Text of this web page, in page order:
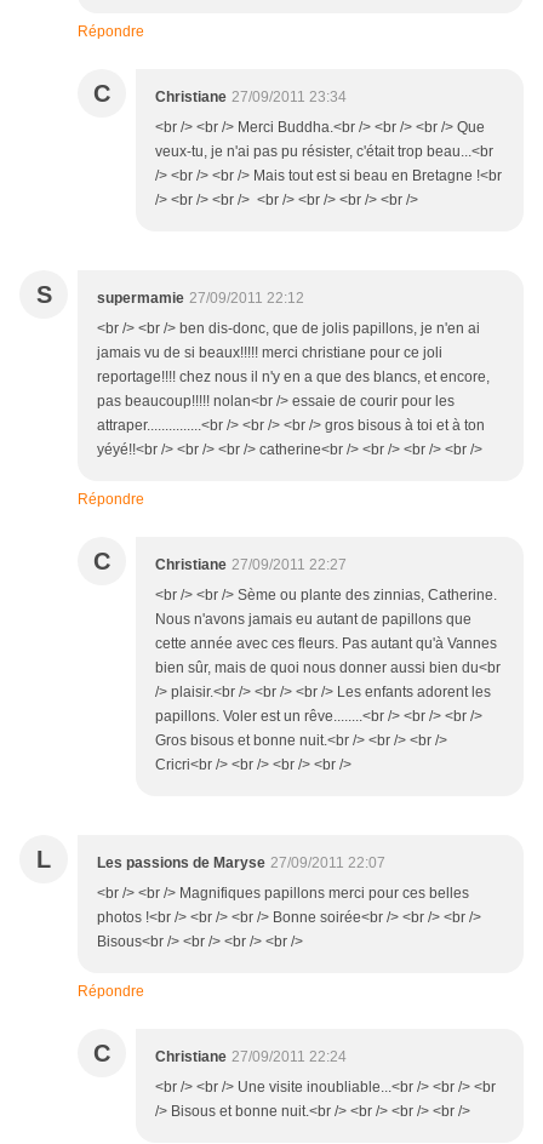
Répondre
C Christiane 27/09/2011 23:34
<br /> <br /> Merci Buddha.<br /> <br /> <br /> Que
veux-tu, je n'ai pas pu résister, c'était trop beau...<br
/> <br /> <br /> Mais tout est si beau en Bretagne !<br
/> <br /> <br /> <br /> <br /> <br /> <br />
S supermamie 27/09/2011 22:12
<br /> <br /> ben dis-donc, que de jolis papillons, je n'en ai
jamais vu de si beaux!!!!! merci christiane pour ce joli
reportage!!!! chez nous il n'y en a que des blancs, et encore,
pas beaucoup!!!!! nolan<br /> essaie de courir pour les
attraper...............<br /> <br /> <br /> gros bisous à toi et à ton
yéyé!!<br /> <br /> <br /> catherine<br /> <br /> <br /> <br />
Répondre
C Christiane 27/09/2011 22:27
<br /> <br /> Sème ou plante des zinnias, Catherine.
Nous n'avons jamais eu autant de papillons que
cette année avec ces fleurs. Pas autant qu'à Vannes
bien sûr, mais de quoi nous donner aussi bien du<br
/> plaisir.<br /> <br /> <br /> Les enfants adorent les
papillons. Voler est un rêve........<br /> <br /> <br />
Gros bisous et bonne nuit.<br /> <br /> <br />
Cricri<br /> <br /> <br /> <br />
L Les passions de Maryse 27/09/2011 22:07
<br /> <br /> Magnifiques papillons merci pour ces belles
photos !<br /> <br /> <br /> Bonne soirée<br /> <br /> <br />
Bisous<br /> <br /> <br /> <br />
Répondre
C Christiane 27/09/2011 22:24
<br /> <br /> Une visite inoubliable...<br /> <br /> <br
/> Bisous et bonne nuit.<br /> <br /> <br /> <br />